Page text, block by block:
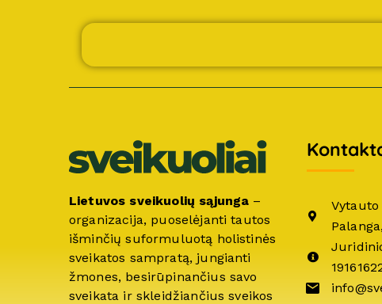
Lietuvos sveikuolių sąjunga –
organizacija, puoselėjanti tautos
išminčių suformuluotą holistinės
sveikatos sampratą, jungianti
žmones, besirūpinančius savo
sveikata ir skleidžiančius sveikos
Vytauto